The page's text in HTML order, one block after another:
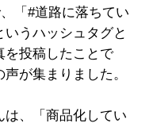
「#道路に落ちてい
うハッシュタグと
を投稿したことで
が集まりました。
は、「商品化してい